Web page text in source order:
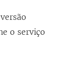
o serviço